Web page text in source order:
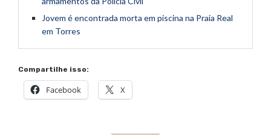
Jovem é encontrada morta em piscina na Praia Real
em Torres
Compartilhe isso:
Facebook X